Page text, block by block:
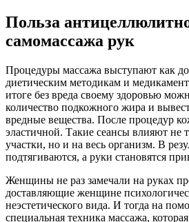
Польза
самомассажа рук
Процедуры массажа выступают как
диетическим методикам и
итоге без вреда своему здоровью
количество подкожного жира и
вредные вещества. После процедур
эластичной. Такие сеансы влияют не
участки, но и на весь организм. В
подтягиваются, а руки становятся
Женщины не раз замечали на руках
доставляющие женщине
неэстетического вида. И тогда на
специальная техника массажа,